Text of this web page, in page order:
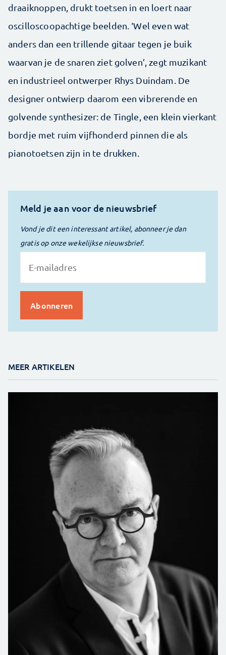
draaiknoppen, drukt toetsen in en loert naar
oscilloscoopachtige beelden. ‘Wel even wat
anders dan een trillende gitaar tegen je buik
waarvan je de snaren ziet golven’, zegt muzikant
en industrieel ontwerper Rhys Duindam. De
designer ontwierp daarom een ­vibrerende en
golvende synthesizer: de Tingle, een klein vierkant
bordje met ruim vijfhonderd pinnen die als
pianotoetsen zijn in te drukken.
Meld je aan voor de nieuwsbrief
Vond je dit een interessant artikel, abonneer je dan
gratis op onze wekelijkse nieuwsbrief.
MEER ARTIKELEN